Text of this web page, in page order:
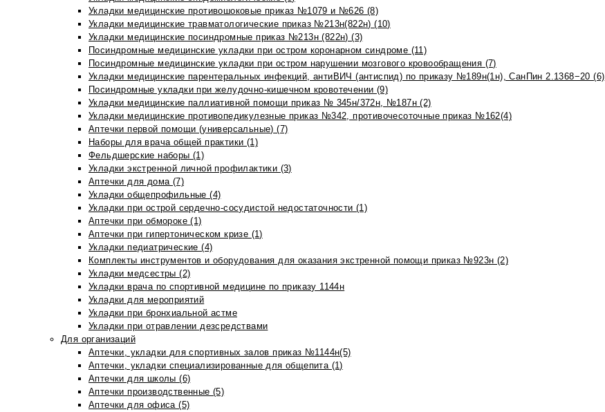
Укладки медицинские противошоковые приказ №1079 и №626 (8)
Укладки медицинские травматологические приказ №213н(822н) (10)
Укладки медицинские посиндромные приказ №213н (822н) (3)
Посиндромные медицинские укладки при остром коронарном синдроме (11)
Посиндромные медицинские укладки при остром нарушении мозгового кровообращения (7)
Укладки медицинские парентеральных инфекций, антиВИЧ (антиспид) по приказу №189н(1н), СанПин 2.1368−20 (6)
Посиндромные укладки при желудочно-кишечном кровотечении (9)
Укладки медицинские паллиативной помощи приказ № 345н/372н, №187н (2)
Укладки медицинские противопедикулезные приказ №342, противочесоточные приказ №162(4)
Аптечки первой помощи (универсальные) (7)
Наборы для врача общей практики (1)
Фельдшерские наборы (1)
Укладки экстренной личной профилактики (3)
Аптечки для дома (7)
Укладки общепрофильные (4)
Укладки при острой сердечно-сосудистой недостаточности (1)
Аптечки при обмороке (1)
Аптечки при гипертоническом кризе (1)
Укладки педиатрические (4)
Комплекты инструментов и оборудования для оказания экстренной помощи приказ №923н (2)
Укладки медсестры (2)
Укладки врача по спортивной медицине по приказу 1144н
Укладки для мероприятий
Укладки при бронхиальной астме
Укладки при отравлении дезсредствами
Для организаций
Аптечки, укладки для спортивных залов приказ №1144н(5)
Аптечки, укладки специализированные для общепита (1)
Аптечки для школы (6)
Аптечки производственные (5)
Аптечки для офиса (5)